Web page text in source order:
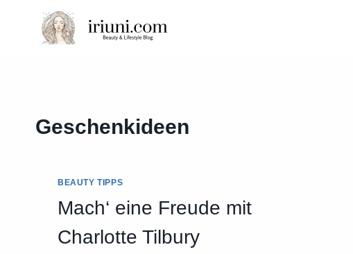
springen
Geschenkideen
BEAUTY TIPPS
Mach‘ eine Freude mit
Charlotte Tilbury